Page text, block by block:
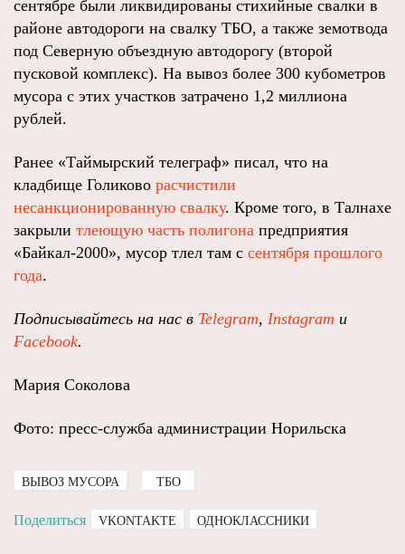
сентябре были ликвидированы стихийные свалки в
районе автодороги на свалку ТБО, а также земотвода
под Северную объездную автодорогу (второй
пусковой комплекс). На вывоз более 300 кубометров
мусора с этих участков затрачено 1,2 миллиона
рублей.
Ранее «Таймырский телеграф» писал, что на
кладбище Голиково расчистили
несанкционированную свалку. Кроме того, в Талнахе
закрыли тлеющую часть полигона предприятия
«Байкал-2000», мусор тлел там с сентября прошлого
года.
Подписывайтесь на нас в Telegram, Instagram и
Facebook.
Мария Соколова
Фото: пресс-служба администрации Норильска
ВЫВОЗ МУСОРА ТБО
Поделиться VKONTAKTE ОДНОКЛАССНИКИ